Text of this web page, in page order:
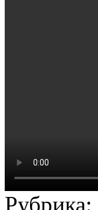
Рубрика: